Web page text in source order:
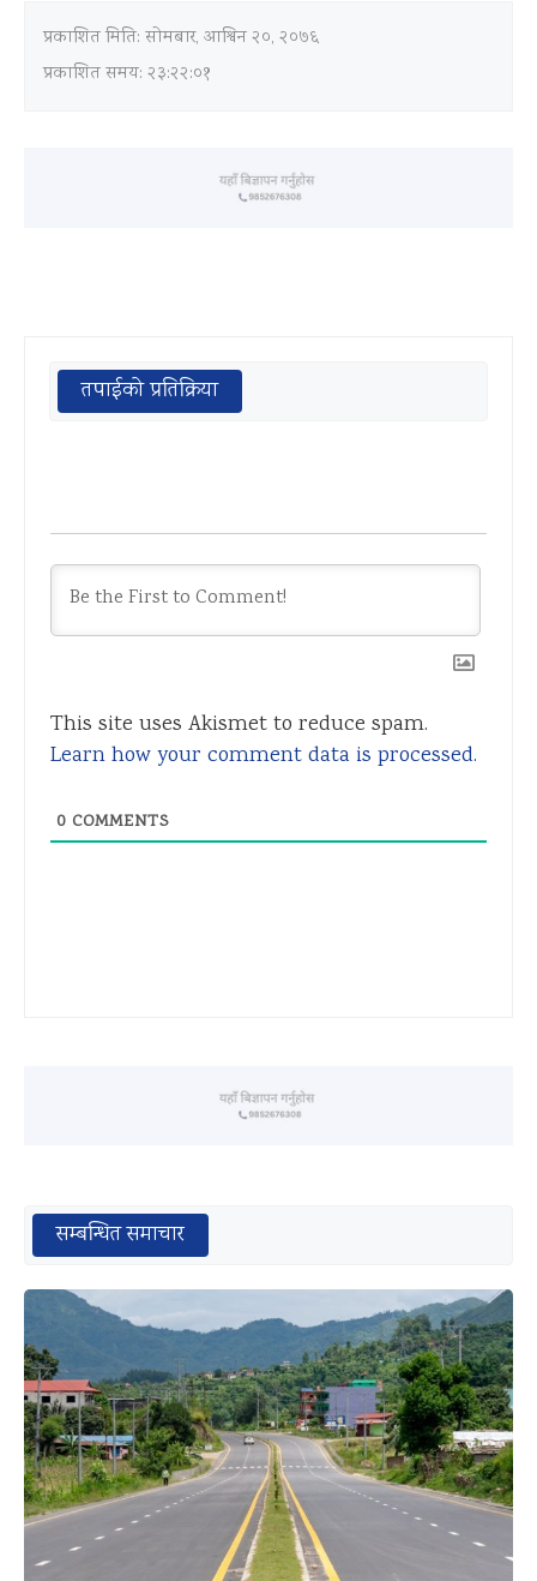
प्रकाशित मिति: सोमबार, आश्विन २०, २०७६
प्रकाशित समय: २३:२२:०१
तपाईको प्रतिक्रिया
This site uses Akismet to reduce spam.
Learn how your comment data is processed.
0 COMMENTS
सम्बन्धित समाचार